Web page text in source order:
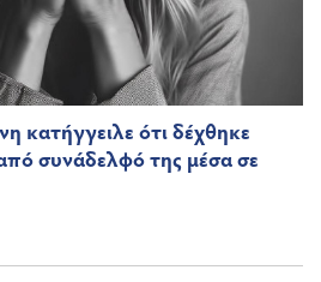
κατήγγειλε ότι δέχθηκε
συνάδελφό της μέσα σε